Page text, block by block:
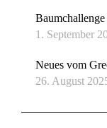
1. September
Neues vom
26. August